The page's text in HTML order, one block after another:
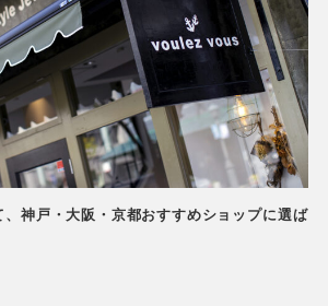
神戸・大阪・京都おすすめショップに選ば